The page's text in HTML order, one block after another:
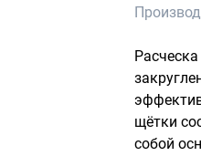
щётки
собой